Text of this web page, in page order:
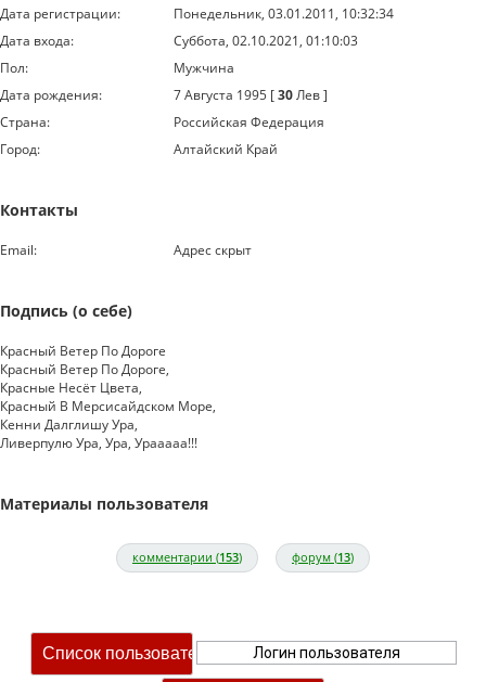
Дата регистрации:
Понедельник, 03.01.2011, 10:32:34
Дата входа:
Суббота, 02.10.2021, 01:10:03
Пол:
Мужчина
Дата рождения:
7 Августа 1995 [30Лев ]
Страна:
Российская Федерация
Город:
Алтайский Край
Контакты
Email: Адрес скрыт
Подпись (о себе)
Красный Ветер По Дороге
Красный Ветер По Дороге,
Красные Несёт Цвета,
Красный В Мерсисайдском Море,
Кенни Далглишу Ура,
Ливерпулю Ура, Ура, Урааааа!!!
Материалы пользователя
комментарии (153) форум (13)